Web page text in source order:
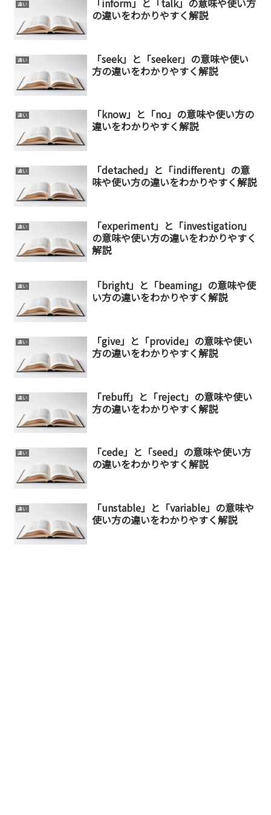
違い
「inform」と「talk」の意味や使い方
の違いをわかりやすく解説
違い
「seek」と「seeker」の意味や使い
方の違いをわかりやすく解説
違い
「know」と「no」の意味や使い方の
違いをわかりやすく解説
違い
「detached」と「indifferent」の意
味や使い方の違いをわかりやすく解説
違い
「experiment」と「investigation」
の意味や使い方の違いをわかりやすく
解説
違い
「bright」と「beaming」の意味や使
い方の違いをわかりやすく解説
違い
「give」と「provide」の意味や使い
方の違いをわかりやすく解説
違い
「rebuff」と「reject」の意味や使い
方の違いをわかりやすく解説
違い
「cede」と「seed」の意味や使い方
の違いをわかりやすく解説
違い
「unstable」と「variable」の意味や
使い方の違いをわかりやすく解説